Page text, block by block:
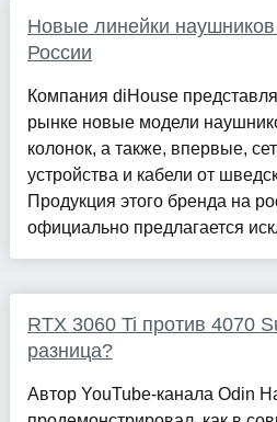
Новые линейки
России
Компания diHouse
рынке новые модели
колонок, а также, впервые,
устройства и кабели от
Продукция этого бренда на
официально предлагается
RTX 3060 Ti против 4070
разница?
Автор YouTube-канала Odin